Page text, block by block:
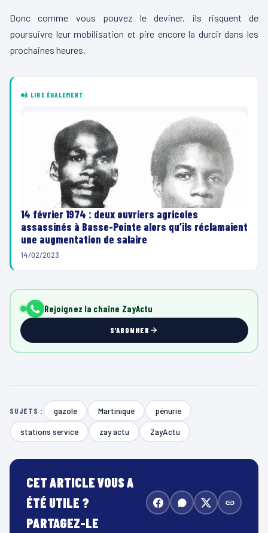
Donc comme vous pouvez le deviner, ils risquent de
poursuivre leur mobilisation et pire encore la durcir dans les
prochaines heures.
À LIRE ÉGALEMENT
14 février 1974 : deux ouvriers agricoles
assassinés à Basse-Pointe alors qu’ils réclamaient
une augmentation de salaire
14/02/2023
Rejoignez la chaîne ZayActu
S'ABONNER
SUJETS : gazole Martinique pénurie
stations service zay actu ZayActu
CET ARTICLE VOUS A
ÉTÉ UTILE ?
PARTAGEZ-LE